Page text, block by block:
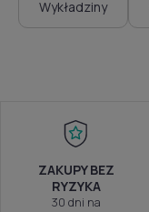
Wykładziny
ZAKUPY BEZ
RYZYKA
30 dni na